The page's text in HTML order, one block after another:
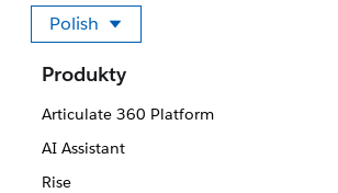
Polish
Wybierz swój język
Produkty
Articulate 360 Platform
AI Assistant
Rise